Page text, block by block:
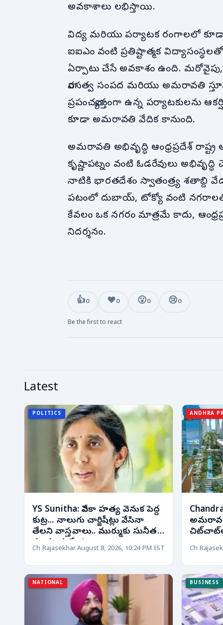
అవకాశాలు లభిస్తాయి.
విద్య మరియు పర్యాటక రంగాలలో
ఐఐఎం వంటి ప్రతిష్టాత్మక
ఏర్పాటు చేసే అవకాశం ఉంది. మరోవైపు,
వారసత్వ సంపద మరియు అమరావతి
ప్రపంచవ్యాప్తంగా ఉన్న పర్యాటకులను
కూడా అమరావతి వేదిక కానుంది.
అమరావతి అభివృద్ధి ఆంధ్రప్రదేశ్ రాష్ట్ర
కృష్ణాపట్నం వంటి ఓడరేవులు
నాటికి భారతదేశం స్వాతంత్ర్య శతాబ్ది
పటంలో దుబాయ్, టోక్యో వంటి నగరాలతో
కేవలం ఒక నగరం మాత్రమే కాదు,
నిదర్శనం.
👍0 ❤️0 😮0 😢0
Be the first to react
Latest
POLITICS
YS Sunitha: వివేకా హత్య వెనుక పెద్ద
కుట్ర... నాలుగు చార్జిషీట్లు వేసినా
తేలని వాస్తవాలు.. ముర్ముకు సునీత
సంచలన లేఖ!
Ch RajasekharAugust 8, 2026, 10:24 PM IST
ANDHRA
Ch
NATIONAL BUSINESS